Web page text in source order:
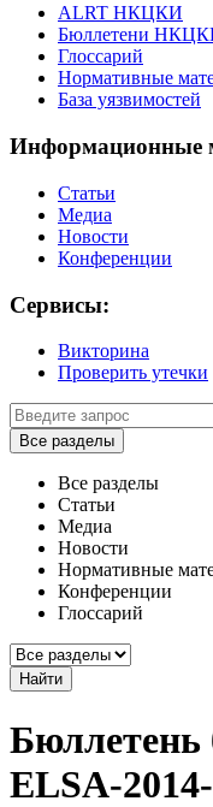
ALRT НКЦКИ
Бюллетени
Глоссарий
Нормативные
База уязвимостей
Информационные
Статьи
Медиа
Новости
Конференции
Сервисы:
Викторина
Проверить утечки
Все разделы
Все разделы
Статьи
Медиа
Новости
Нормативные
Конференции
Глоссарий
Найти
Бюллетень
ELSA-